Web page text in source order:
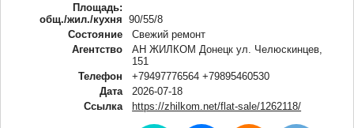
Площадь:
общ./жил./кухня
90/55/8
Состояние
Свежий ремонт
Агентство
АН ЖИЛКОМ Донецк ул. Челюскинцев,
151
Телефон
+79497776564 +79895460530
Дата
2026-07-18
Ссылка
https://zhilkom.net/flat-sale/1262118/